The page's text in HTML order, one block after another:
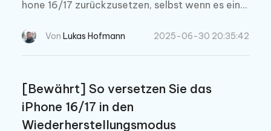
hone 16/17 zurückzusetzen, selbst wenn es eing
chritt-für-Schritt-Anleitung, um das iPhone 16
Von Lukas Hofmann 2025-06-30 20:35:42
[Bewährt] So versetzen Sie das
iPhone 16/17 in den
Wiederherstellungsmodus